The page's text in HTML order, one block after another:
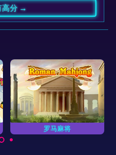
非洲大草原
拯救非洲大草原上的动
物。